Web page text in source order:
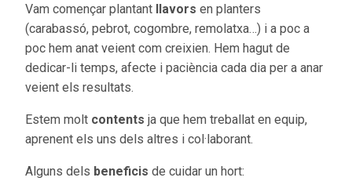
Vam començar plantant llavors en planters
(carabassó, pebrot, cogombre, remolatxa…) i a poc a
poc hem anat veient com creixien. Hem hagut de
dedicar-li temps, afecte i paciència cada dia per a anar
veient els resultats.
Estem molt contents ja que hem treballat en equip,
aprenent els uns dels altres i col·laborant.
Alguns dels beneficis de cuidar un hort: